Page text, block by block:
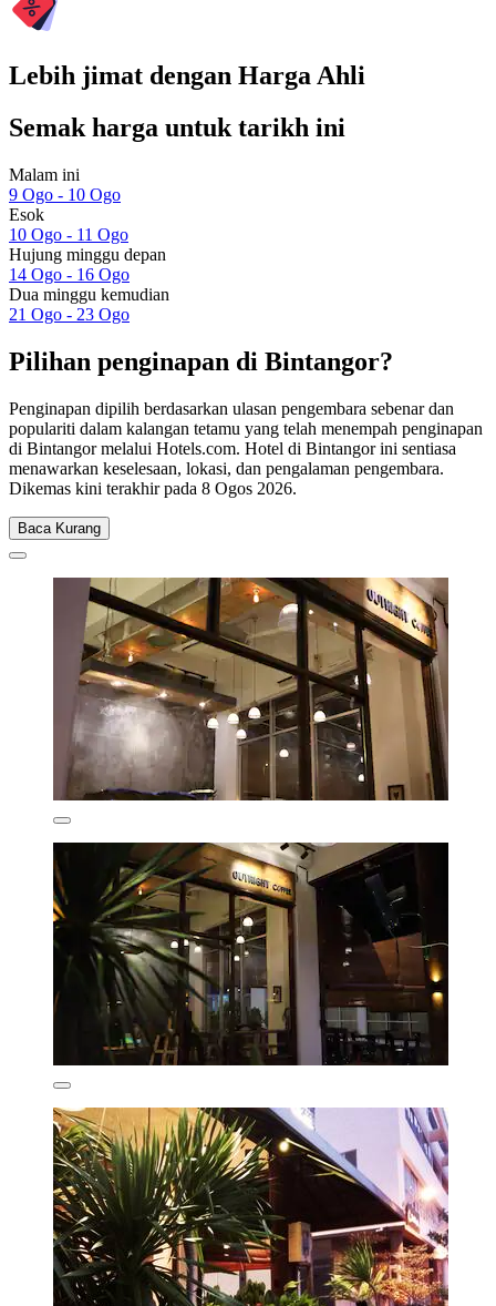
Lebih jimat dengan Harga Ahli
Semak harga untuk tarikh ini
Malam ini
9 Ogo - 10 Ogo
Esok
10 Ogo - 11 Ogo
Hujung minggu depan
14 Ogo - 16 Ogo
Dua minggu kemudian
21 Ogo - 23 Ogo
Pilihan penginapan di Bintangor?
Penginapan dipilih berdasarkan ulasan pengembara sebenar dan
populariti dalam kalangan tetamu yang telah menempah penginapan
di Bintangor melalui Hotels.com. Hotel di Bintangor ini sentiasa
menawarkan keselesaan, lokasi, dan pengalaman pengembara.
Dikemas kini terakhir pada 8 Ogos 2026.
Baca Kurang